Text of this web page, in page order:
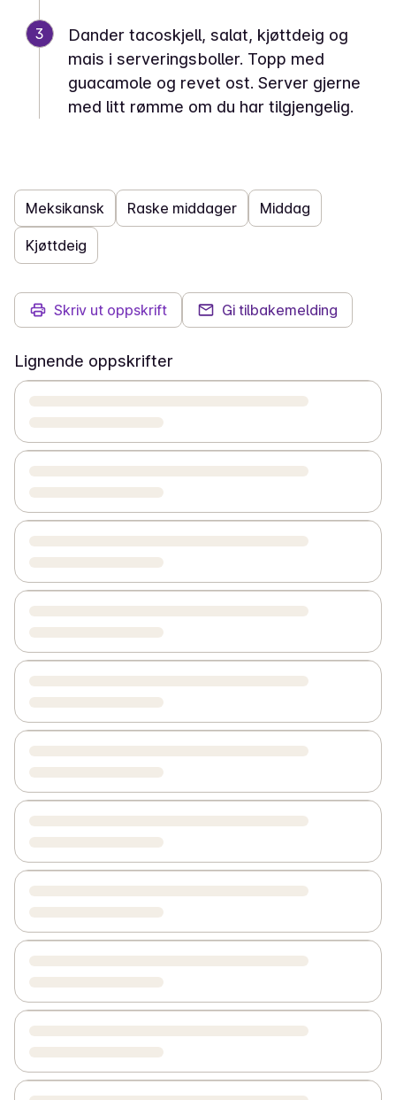
3
Dander tacoskjell, salat, kjøttdeig og
mais i serveringsboller. Topp med
guacamole og revet ost. Server gjerne
med litt rømme om du har tilgjengelig.
Meksikansk Raske middager Middag
Kjøttdeig
Skriv ut oppskrift Gi tilbakemelding
Lignende oppskrifter